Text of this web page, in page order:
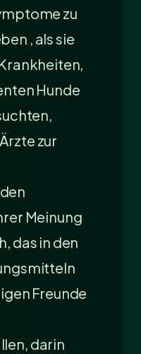
zu
, als sie
Hunde
zur
Meinung
das in den
Freunde
darin